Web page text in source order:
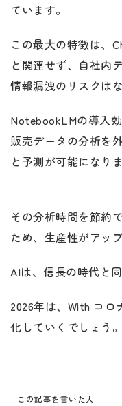
ています。
この最大の特徴は、
と関連せず、自社内
情報漏洩のリスクは
NotebookLMの導入
販売データの分析を
と予測が可能になりま
その分析時間を節約
ため、生産性がアッ
AIは、信長の時代と
2026年は、With コ
化していくでしょう。
この記事を書いた人